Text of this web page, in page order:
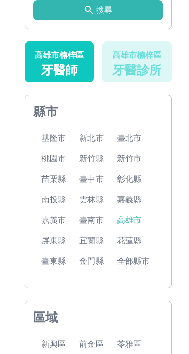
搜尋
高雄市楠梓區
牙醫師
高雄市楠梓區
牙醫診所
縣市
基隆市 新北市 臺北市
桃園市 新竹縣 新竹市
苗栗縣 臺中市 彰化縣
南投縣 雲林縣 嘉義縣
嘉義市 臺南市 高雄市
屏東縣 宜蘭縣 花蓮縣
臺東縣 金門縣 全部縣市
區域
新興區 前金區 苓雅區